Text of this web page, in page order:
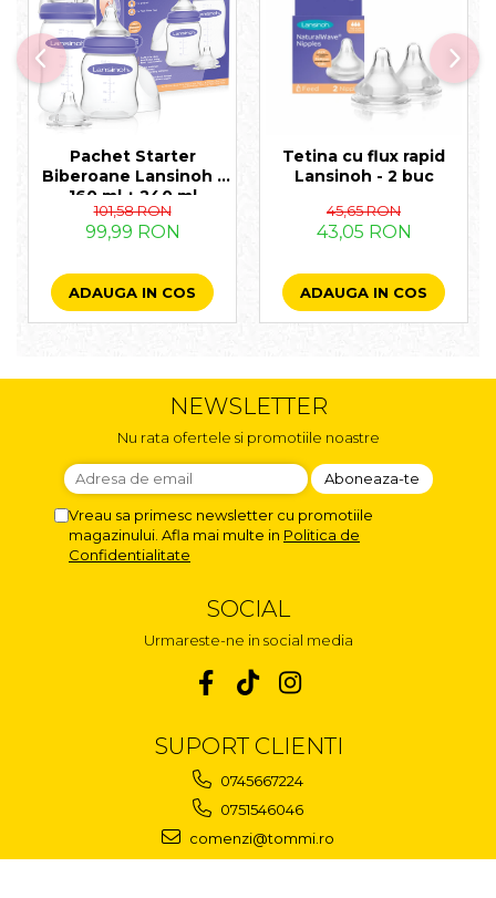
Pachet Starter
Biberoane Lansinoh -
160 ml + 240 ml
101,58 RON
99,99 RON
ADAUGA IN COS
Tetina cu flux rapid
Lansinoh - 2 buc
45,65 RON
43,05 RON
ADAUGA IN COS
NEWSLETTER
Nu rata ofertele si promotiile noastre
Vreau sa primesc newsletter cu promotiile
magazinului. Afla mai multe in Politica de
Confidentialitate
SOCIAL
Urmareste-ne in social media
SUPORT CLIENTI
0745667224
0751546046
comenzi@tommi.ro